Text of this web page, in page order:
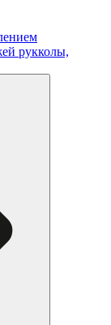
рукколы,